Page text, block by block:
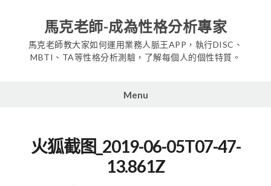
content
馬克老師-成為性格分析專家
馬克老師教大家如何運用業務人脈王APP，執行DISC、
MBTI、TA等性格分析測驗，了解每個人的個性特質。
Menu
火狐截图_2019-06-05T07-47-
13.861Z